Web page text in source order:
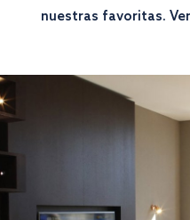
nuestras favoritas.